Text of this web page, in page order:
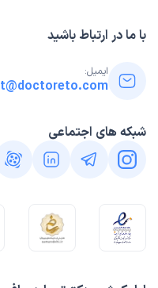
با ما در ارتباط باشید
ایمیل:
شبکه های اجتماعی